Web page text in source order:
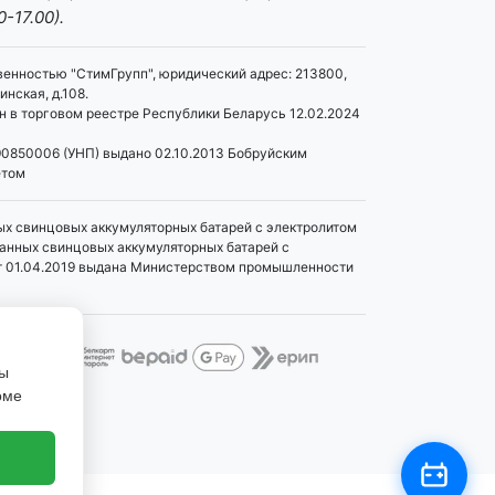
17.00).
"СтимГрупп", юридический адрес: 213800,
д.108.
в торговом реестре Республики Беларусь 12.02.2024
(УНП) выдано 02.10.2013 Бобруйским
свинцовых аккумуляторных батарей с электролитом
свинцовых аккумуляторных батарей с
выдана Министерством промышленности